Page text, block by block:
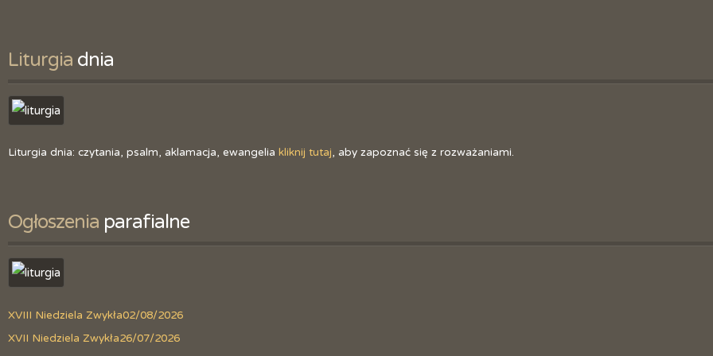
Liturgia dnia
Liturgia dnia: czytania, psalm, aklamacja, ewangelia kliknij tutaj, aby zapoznać się z rozważaniami.
Ogłoszenia parafialne
XVIII Niedziela Zwykła02/08/2026
XVII Niedziela Zwykła26/07/2026